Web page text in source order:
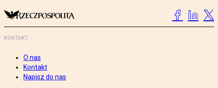
KONTAKT
O nas
Kontakt
Napisz do nas